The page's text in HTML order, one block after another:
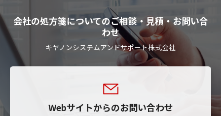
会社の処方箋についてのご相談・見積・お問い合
わせ
キヤノンシステムアンドサポート株式会社
Webサイトからのお問い合わせ